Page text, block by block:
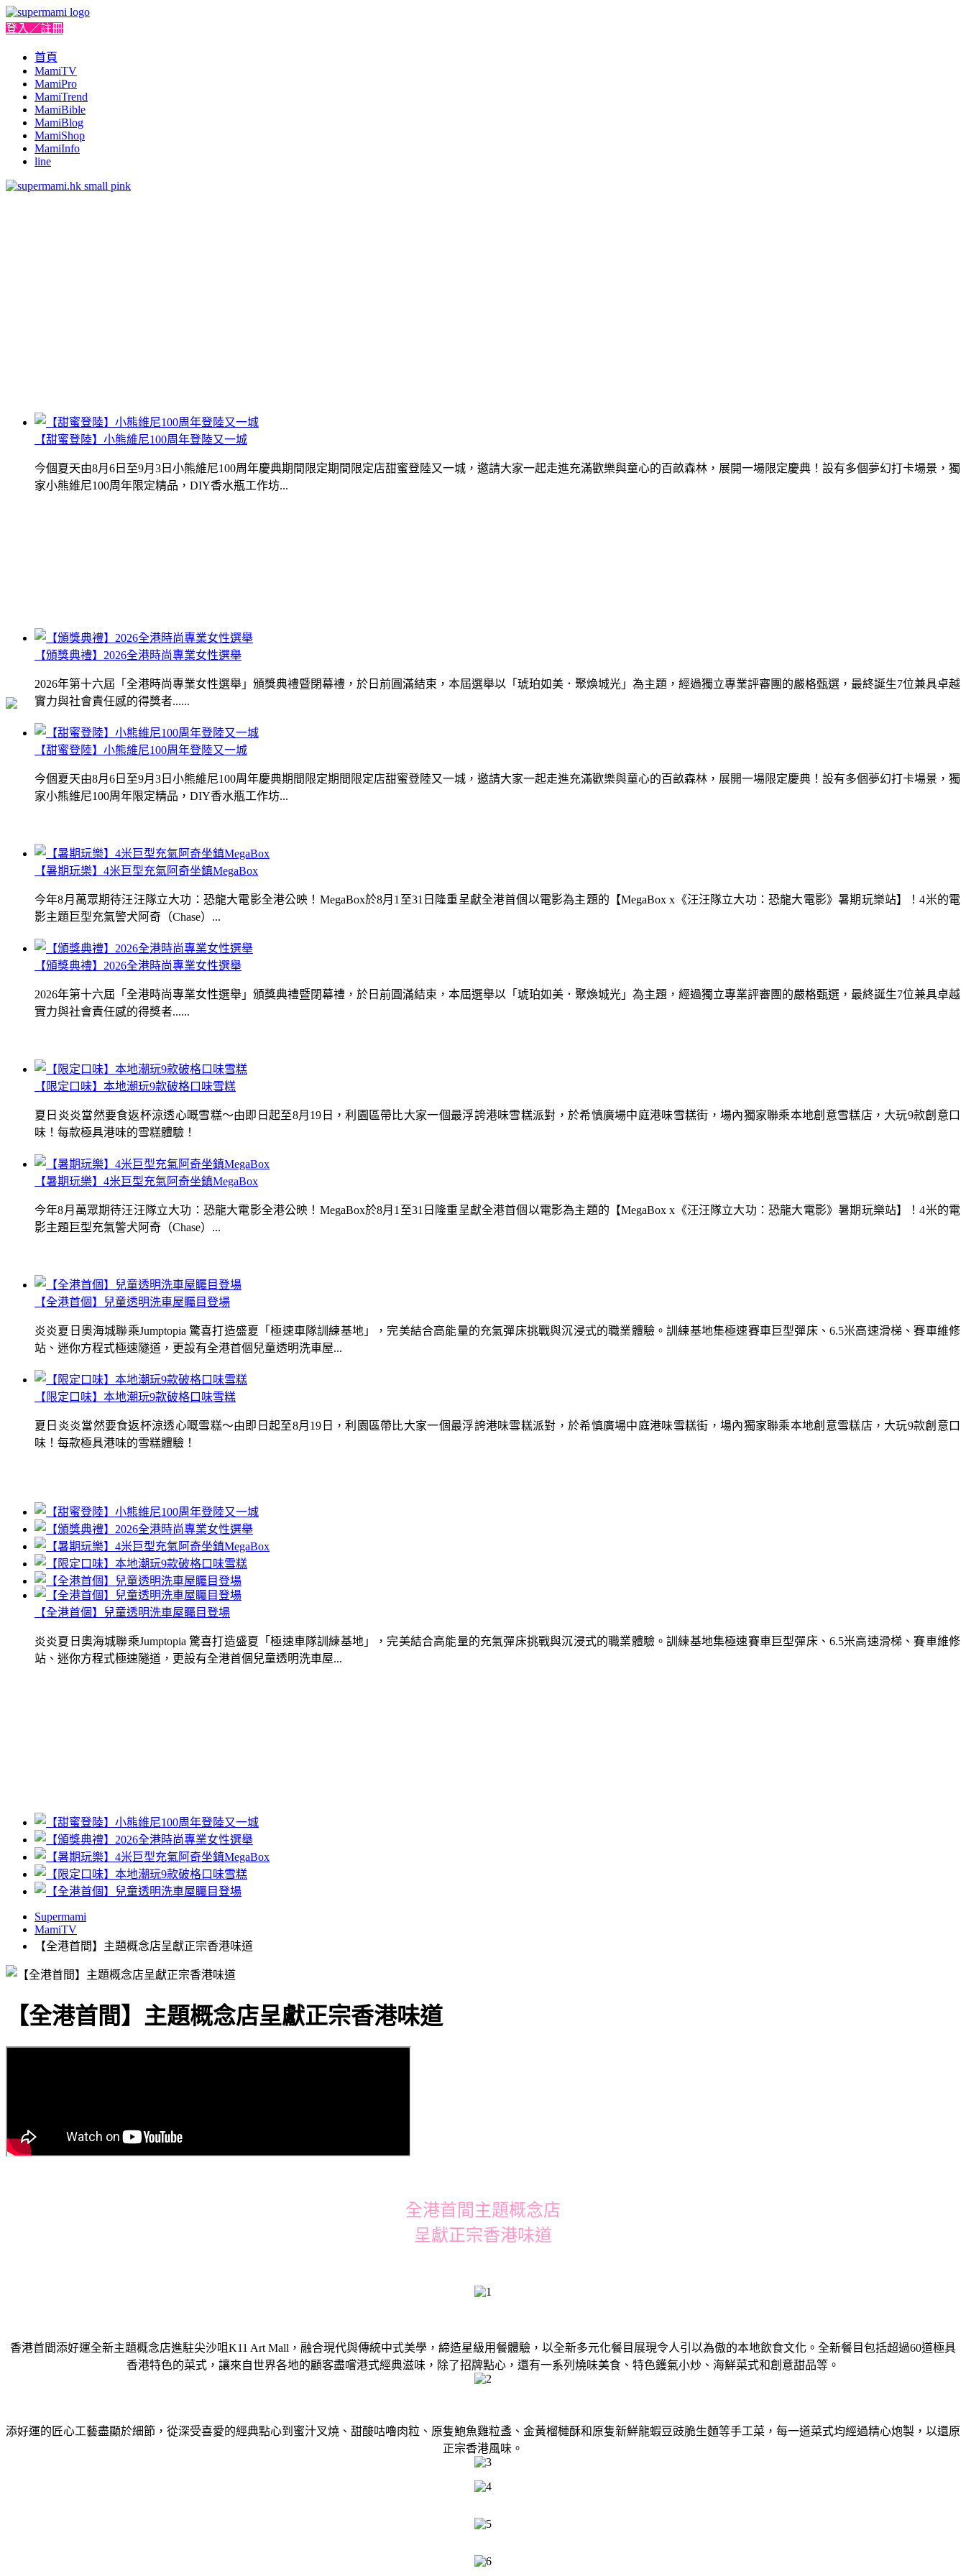
登入／註冊
首頁
MamiTV
MamiPro
MamiTrend
MamiBible
MamiBlog
MamiShop
MamiInfo
line
【甜蜜登陸】小熊維尼100周年登陸又一城
今個夏天由8月6日至9月3日小熊維尼100周年慶典期間限定期間限定店甜蜜登陸又一城，邀請大家一起走進充滿歡樂與童心的百畝森林，展開一場限定慶典！設有多個夢幻打卡場景，獨
家小熊維尼100周年限定精品，DIY香水瓶工作坊...
【頒獎典禮】2026全港時尚專業女性選舉
2026年第十六屆「全港時尚專業女性選舉」頒獎典禮暨閉幕禮，於日前圓滿結束，本屆選舉以「琥珀如美．聚煥城光」為主題，經過獨立專業評審團的嚴格甄選，最終誕生7位兼具卓越
實力與社會責任感的得獎者......
【暑期玩樂】4米巨型充氣阿奇坐鎮MegaBox
今年8月萬眾期待汪汪隊立大功：恐龍大電影全港公映！MegaBox於8月1至31日隆重呈獻全港首個以電影為主題的【MegaBox x《汪汪隊立大功：恐龍大電影》暑期玩樂站】！4米的電
影主題巨型充氣警犬阿奇（Chase）...
【限定口味】本地潮玩9款破格口味雪糕
夏日炎炎當然要食返杯涼透心嘅雪糕～由即日起至8月19日，利園區帶比大家一個最浮誇港味雪糕派對，於希慎廣場中庭港味雪糕街，場內獨家聯乘本地創意雪糕店，大玩9款創意口
味！每款極具港味的雪糕體驗！
【全港首個】兒童透明洗車屋矚目登場
炎炎夏日奧海城聯乘Jumptopia 驚喜打造盛夏「極速車隊訓練基地」，完美結合高能量的充氣彈床挑戰與沉浸式的職業體驗。訓練基地集極速賽車巨型彈床、6.5米高速滑梯、賽車維修
站、迷你方程式極速隧道，更設有全港首個兒童透明洗車屋...
【甜蜜登陸】小熊維尼100周年登陸又一城
今個夏天由8月6日至9月3日小熊維尼100周年慶典期間限定期間限定店甜蜜登陸又一城，邀請大家一起走進充滿歡樂與童心的百畝森林，展開一場限定慶典！設有多個夢幻打卡場景，獨
家小熊維尼100周年限定精品，DIY香水瓶工作坊...
【頒獎典禮】2026全港時尚專業女性選舉
2026年第十六屆「全港時尚專業女性選舉」頒獎典禮暨閉幕禮，於日前圓滿結束，本屆選舉以「琥珀如美．聚煥城光」為主題，經過獨立專業評審團的嚴格甄選，最終誕生7位兼具卓越
實力與社會責任感的得獎者......
【暑期玩樂】4米巨型充氣阿奇坐鎮MegaBox
今年8月萬眾期待汪汪隊立大功：恐龍大電影全港公映！MegaBox於8月1至31日隆重呈獻全港首個以電影為主題的【MegaBox x《汪汪隊立大功：恐龍大電影》暑期玩樂站】！4米的電
影主題巨型充氣警犬阿奇（Chase）...
【限定口味】本地潮玩9款破格口味雪糕
夏日炎炎當然要食返杯涼透心嘅雪糕～由即日起至8月19日，利園區帶比大家一個最浮誇港味雪糕派對，於希慎廣場中庭港味雪糕街，場內獨家聯乘本地創意雪糕店，大玩9款創意口
味！每款極具港味的雪糕體驗！
【全港首個】兒童透明洗車屋矚目登場
炎炎夏日奧海城聯乘Jumptopia 驚喜打造盛夏「極速車隊訓練基地」，完美結合高能量的充氣彈床挑戰與沉浸式的職業體驗。訓練基地集極速賽車巨型彈床、6.5米高速滑梯、賽車維修
站、迷你方程式極速隧道，更設有全港首個兒童透明洗車屋...
Supermami
MamiTV
【全港首間】主題概念店呈獻正宗香港味道
【全港首間】主題概念店呈獻正宗香港味道
全港首間主題概念店
呈獻正宗香港味道
香港首間添好運全新主題概念店進駐尖沙咀K11 Art Mall，融合現代與傳統中式美學，締造星級用餐體驗，以全新多元化餐目展現令人引以為傲的本地飲食文化。全新餐目包括超過60道極具
香港特色的菜式，讓來自世界各地的顧客盡嚐港式經典滋味，除了招牌點心，還有一系列燒味美食、特色鑊氣小炒、海鮮菜式和創意甜品等。
添好運的匠心工藝盡顯於細節，從深受喜愛的經典點心到蜜汁叉燒、甜酸咕嚕肉粒、原隻鮑魚雞粒盞、金黃榴槤酥和原隻新鮮龍蝦豆豉脆生麵等手工菜，每一道菜式均經過精心炮製，以還原
正宗香港風味。